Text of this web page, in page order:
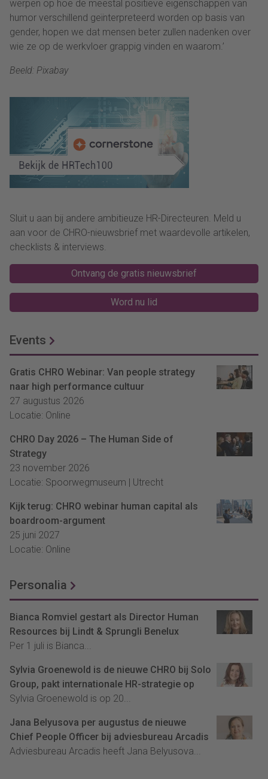
werpen op hoe de meestal positieve eigenschappen van
humor verschillend geïnterpreteerd worden op basis van
gender, hopen we dat mensen beter zullen nadenken over
wie ze op de werkvloer grappig vinden en waarom.’
Beeld: Pixabay
Sluit u aan bij andere ambitieuze HR-Directeuren. Meld u
aan voor de CHRO-nieuwsbrief met waardevolle artikelen,
checklists & interviews.
Ontvang de gratis nieuwsbrief
Word nu lid
Events
Gratis CHRO Webinar: Van people strategy
naar high performance cultuur
27 augustus 2026
Locatie: Online
CHRO Day 2026 – The Human Side of
Strategy
23 november 2026
Locatie: Spoorwegmuseum | Utrecht
Kijk terug: CHRO webinar human capital als
boardroom-argument
25 juni 2027
Locatie: Online
Personalia
Bianca Romviel gestart als Director Human
Resources bij Lindt & Sprungli Benelux
Per 1 juli is Bianca...
Sylvia Groenewold is de nieuwe CHRO bij Solo
Group, pakt internationale HR-strategie op
Sylvia Groenewold is op 20...
Jana Belyusova per augustus de nieuwe
Chief People Officer bij adviesbureau Arcadis
Adviesbureau Arcadis heeft Jana Belyusova...